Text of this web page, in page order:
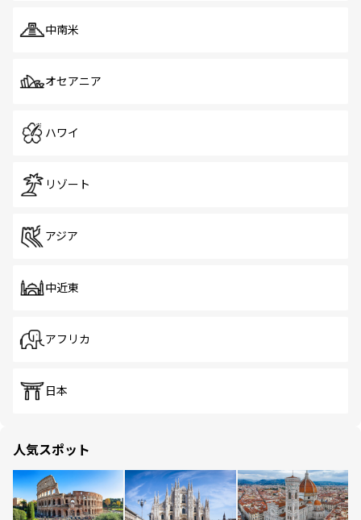
中南米
オセアニア
ハワイ
リゾート
アジア
中近東
アフリカ
日本
人気スポット